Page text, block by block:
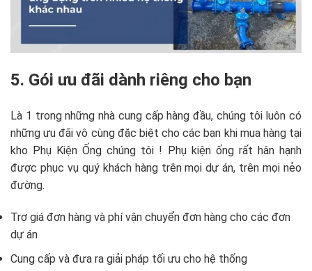
5. Gói ưu đãi dành riêng cho bạn
Là 1 trong những nhà cung cấp hàng đầu, chúng tôi luôn có
những ưu đãi vô cùng đặc biệt cho các bạn khi mua hàng tại
kho Phụ Kiện Ống chúng tôi ! Phụ kiện ống rất hân hạnh
được phục vụ quý khách hàng trên mọi dự án, trên mọi nẻo
đường.
Trợ giá đơn hàng và phí vận chuyển đơn hàng cho các đơn
dự án
Cung cấp và đưa ra giải pháp tối ưu cho hệ thống